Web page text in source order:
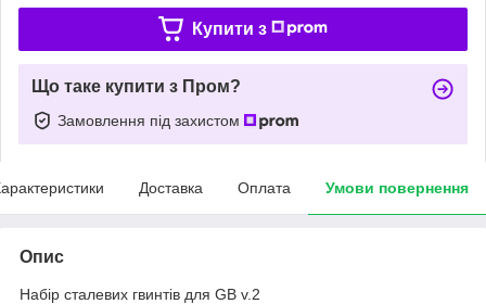
Купити з
Що таке купити з Пром?
Замовлення під захистом
Доставка Оплата Умови повернення
Опис
Набір сталевих гвинтів для GB v.2